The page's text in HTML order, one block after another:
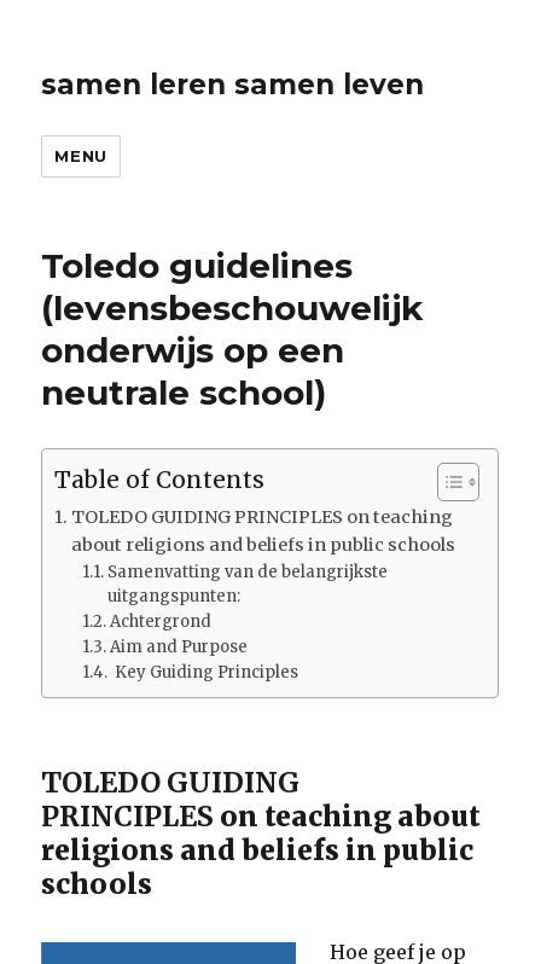
samen leren samen leven
MENU
Toledo guidelines
(levensbeschouwelijk
onderwijs op een
neutrale school)
Table of Contents
TOLEDO GUIDING PRINCIPLES on teaching
about religions and beliefs in public schools
Samenvatting van de belangrijkste
uitgangspunten:
Achtergrond
Aim and Purpose
Key Guiding Principles
TOLEDO GUIDING
PRINCIPLES on teaching about
religions and beliefs in public
schools
Hoe geef je op